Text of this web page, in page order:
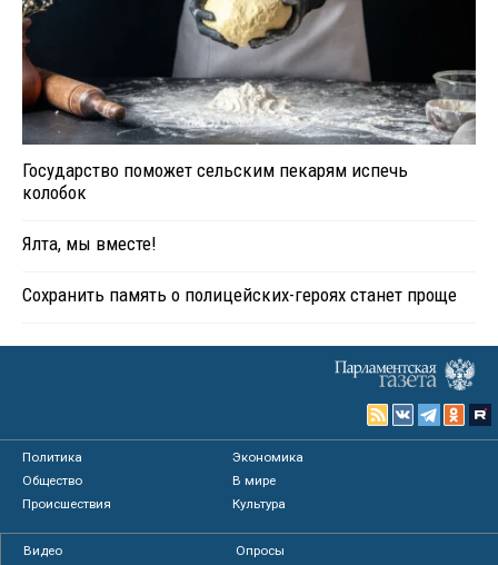
Государство поможет сельским пекарям испечь
колобок
Ялта, мы вместе!
Сохранить память о полицейских-героях станет проще
Политика
Экономика
Общество
В мире
Происшествия
Культура
Видео
Опросы